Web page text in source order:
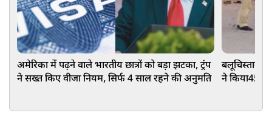
अमेरिका में पढ़ने वाले भारतीय छात्रों को बड़ा झटका, ट्रंप
ने सख्त किए वीजा नियम, सिर्फ 4 साल रहने की अनुमति
बलूचिस्तान
ने किया45